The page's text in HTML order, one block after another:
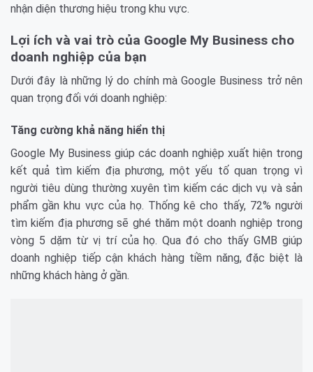
nhận diện thương hiệu trong khu vực.
Lợi ích và vai trò của Google My Business cho
doanh nghiệp của bạn
Dưới đây là những lý do chính mà Google Business trở nên
quan trọng đối với doanh nghiệp:
Tăng cường khả năng hiển thị
Google My Business giúp các doanh nghiệp xuất hiện trong
kết quả tìm kiếm địa phương, một yếu tố quan trọng vì
người tiêu dùng thường xuyên tìm kiếm các dịch vụ và sản
phẩm gần khu vực của họ. Thống kê cho thấy, 72% người
tìm kiếm địa phương sẽ ghé thăm một doanh nghiệp trong
vòng 5 dặm từ vị trí của họ. Qua đó cho thấy GMB giúp
doanh nghiệp tiếp cận khách hàng tiềm năng, đặc biệt là
những khách hàng ở gần.